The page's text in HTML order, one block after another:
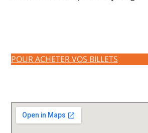
POUR ACHETER VOS BILLETS